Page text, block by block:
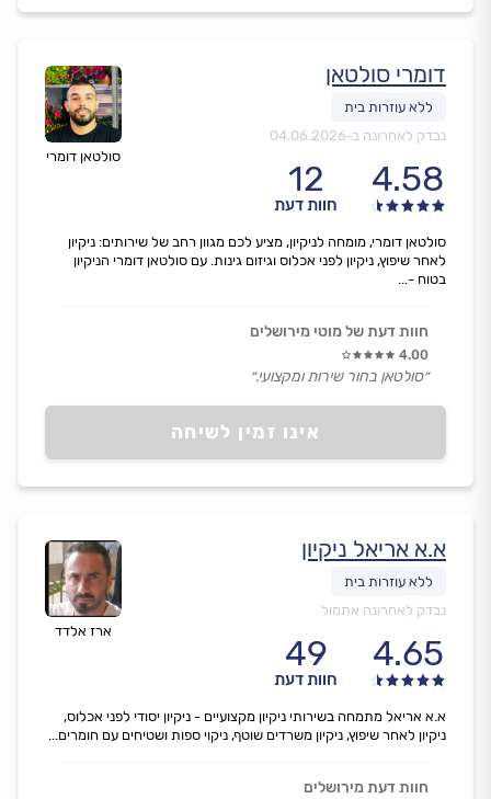
סולטאן דומרי
דומרי סולטאן
נבדק לאחרונה ב-04.06.2026
4.58
12
חוות דעת
אינו זמין לשיחה
סולטאן דומרי, מומחה לניקיון, מציע לכם מגוון רחב של שירותים: ניקיון
לאחר שיפוץ, ניקיון לפני אכלוס וגיזום גינות. עם סולטאן דומרי הניקיון
בטוח -...
חוות דעת של מוטי מירושלים
4.00
״סולטאן בחור שירות ומקצועי.״
ארז אלדד
א.א אריאל ניקיון
נבדק לאחרונה אתמול
4.65
49
חוות דעת
א.א אריאל מתמחה בשירותי ניקיון מקצועיים - ניקיון יסודי לפני אכלוס,
ניקיון לאחר שיפוץ, ניקיון משרדים שוטף, ניקוי ספות ושטיחים עם חומרים...
חוות דעת מירושלים